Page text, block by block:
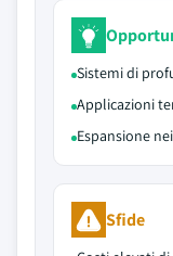
Sistemi di
Applicazioni
Espansione
Sfide